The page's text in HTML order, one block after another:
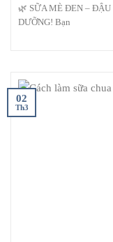
🌿 SỮA MÈ ĐEN – ĐẬU
DƯỠNG! Bạn
02
Th3